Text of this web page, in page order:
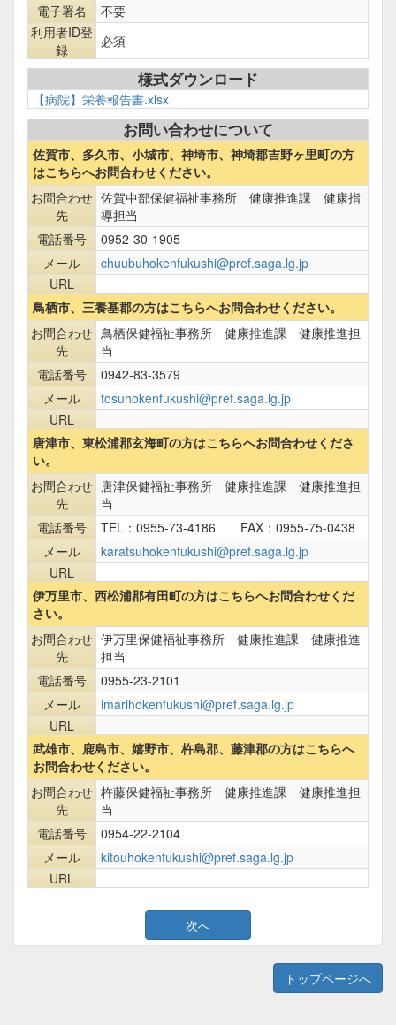
電子署名
不要
利用者ID登
録
必須
様式ダウンロード
【病院】栄養報告書.xlsx
お問い合わせについて
佐賀市、多久市、小城市、神埼市、神埼郡吉野ヶ里町の方
はこちらへお問合わせください。
お問合わせ
先
佐賀中部保健福祉事務所 健康推進課 健康指
導担当
電話番号
0952-30-1905
メール
chuubuhokenfukushi@pref.saga.lg.jp
URL
鳥栖市、三養基郡の方はこちらへお問合わせください。
お問合わせ
先
鳥栖保健福祉事務所 健康推進課 健康推進担
当
電話番号
0942-83-3579
メール
tosuhokenfukushi@pref.saga.lg.jp
URL
唐津市、東松浦郡玄海町の方はこちらへお問合わせくださ
い。
お問合わせ
先
唐津保健福祉事務所 健康推進課 健康推進担
当
電話番号
TEL：0955-73-4186 FAX：0955-75-0438
メール
karatsuhokenfukushi@pref.saga.lg.jp
URL
伊万里市、西松浦郡有田町の方はこちらへお問合わせくだ
さい。
お問合わせ
先
伊万里保健福祉事務所 健康推進課 健康推進
担当
電話番号
0955-23-2101
メール
imarihokenfukushi@pref.saga.lg.jp
URL
武雄市、鹿島市、嬉野市、杵島郡、藤津郡の方はこちらへ
お問合わせください。
お問合わせ
先
杵藤保健福祉事務所 健康推進課 健康推進担
当
電話番号
0954-22-2104
メール
kitouhokenfukushi@pref.saga.lg.jp
URL
トップページへ